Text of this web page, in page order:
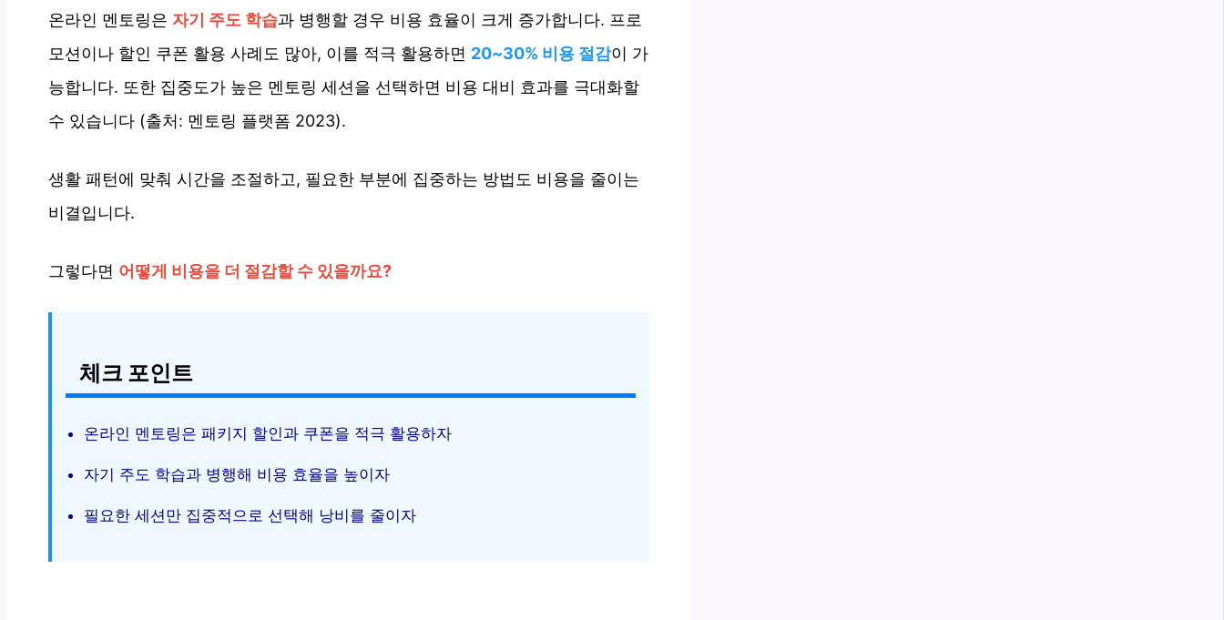
온라인 멘토링은 자기 주도 학습과 병행할 경우 비용 효율이 크게 증가합니다. 프로
모션이나 할인 쿠폰 활용 사례도 많아, 이를 적극 활용하면 20~30% 비용 절감이 가
능합니다. 또한 집중도가 높은 멘토링 세션을 선택하면 비용 대비 효과를 극대화할
수 있습니다 (출처: 멘토링 플랫폼 2023).
생활 패턴에 맞춰 시간을 조절하고, 필요한 부분에 집중하는 방법도 비용을 줄이는
비결입니다.
그렇다면 어떻게 비용을 더 절감할 수 있을까요?
체크 포인트
온라인 멘토링은 패키지 할인과 쿠폰을 적극 활용하자
자기 주도 학습과 병행해 비용 효율을 높이자
필요한 세션만 집중적으로 선택해 낭비를 줄이자